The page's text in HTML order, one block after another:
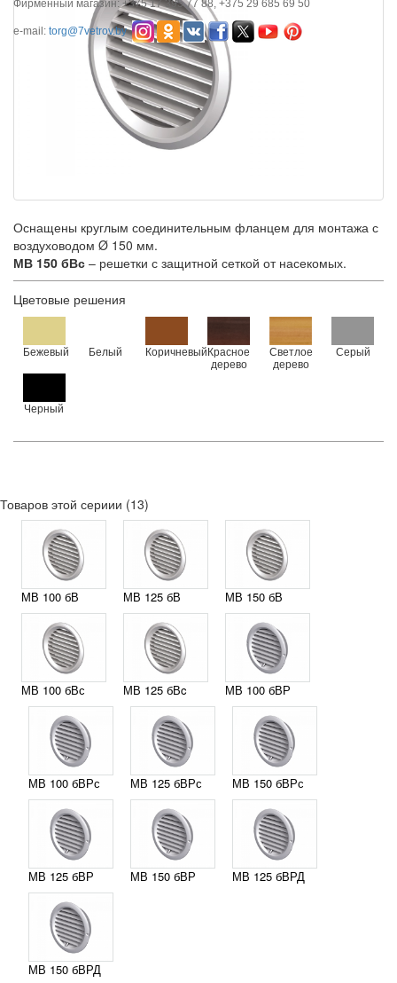
Оснащены круглым соединительным фланцем для монтажа с
воздуховодом Ø 150 мм.
МВ 150 бВс – решетки с защитной сеткой от насекомых.
Цветовые решения
Бежевый Белый КоричневыйКрасное
дерево
Светлое
дерево
Серый
Черный
Товаров этой сериии (13)
МВ 100 бВ
МВ 100 бВс
МВ 125 бВ
МВ 125 бВc
МВ 150 бВ
МВ 100 бВР
МВ 100 бВРс
МВ 125 бВР
МВ 125 бВРс
МВ 150 бВР
МВ 150 бВРс
МВ 125 бВРД
МВ 150 бВРД
Фирменный магазин: +375 17 395 77 88, +375 29 685 69 50
e-mail: torg@7vetrov.by